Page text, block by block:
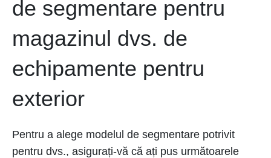
de segmentare pentru
magazinul dvs. de
echipamente pentru
exterior
Pentru a alege modelul de segmentare potrivit
pentru dvs., asigurați-vă că ați pus următoarele